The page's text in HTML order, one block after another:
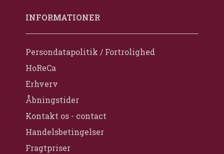
INFORMATIONER
Persondatapolitik / Fortrolighed
HoReCa
Erhverv
Åbningstider
Kontakt os - contact
Handelsbetingelser
Fragtpriser